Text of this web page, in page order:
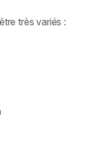
très variés :